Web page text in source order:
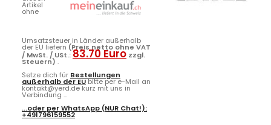
Artikel
ohne
Umsatzsteuer in Länder außerhalb
der EU liefern (Preis netto ohne VAT
/ MwSt. / USt.:83.70 Euro zzgl.
Steuern) .
Setze dich für Bestellungen
außerhalb der EUbitte per e-Mail an
kontakt@yerd.de kurz mit uns in
Verbindung ...
...oder perWhatsApp (NUR Chat!):
+491796159552